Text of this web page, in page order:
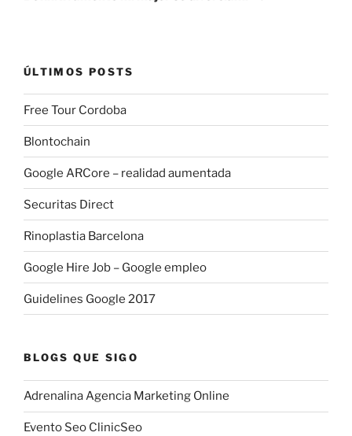
ÚLTIMOS POSTS
Free Tour Cordoba
Blontochain
Google ARCore – realidad aumentada
Securitas Direct
Rinoplastia Barcelona
Google Hire Job – Google empleo
Guidelines Google 2017
BLOGS QUE SIGO
Adrenalina Agencia Marketing Online
Evento Seo ClinicSeo